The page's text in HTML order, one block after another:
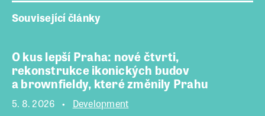
Související články
O kus lepší Praha: nové čtvrti,
rekonstrukce ikonických budov
a brownfieldy, které změnily Prahu
5. 8. 2026
Development